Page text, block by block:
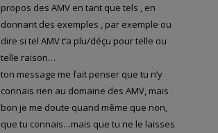
propos des AMV en tant que tels , en
donnant des exemples , par exemple ou
dire si tel AMV t’a plu/déçu pour telle ou
telle raison…
ton message me fait penser que tu n’y
connais rien au domaine des AMV, mais
bon je me doute quand même que non,
que tu connais…mais que tu ne le laisses